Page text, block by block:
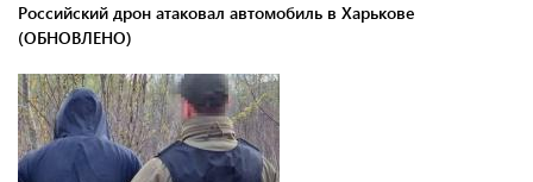
Российский дрон атаковал автомобиль в Харькове
(ОБНОВЛЕНО)